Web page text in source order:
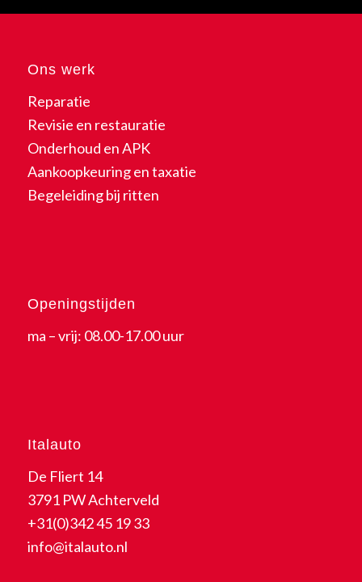
Ons werk
Reparatie
Revisie en restauratie
Onderhoud en APK
Aankoopkeuring en taxatie
Begeleiding bij ritten
Openingstijden
ma – vrij: 08.00-17.00 uur
Italauto
De Fliert 14
3791 PW Achterveld
+31(0)342 45 19 33
info@italauto.nl